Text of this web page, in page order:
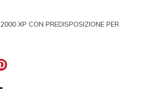
XP CON PREDISPOSIZIONE PER